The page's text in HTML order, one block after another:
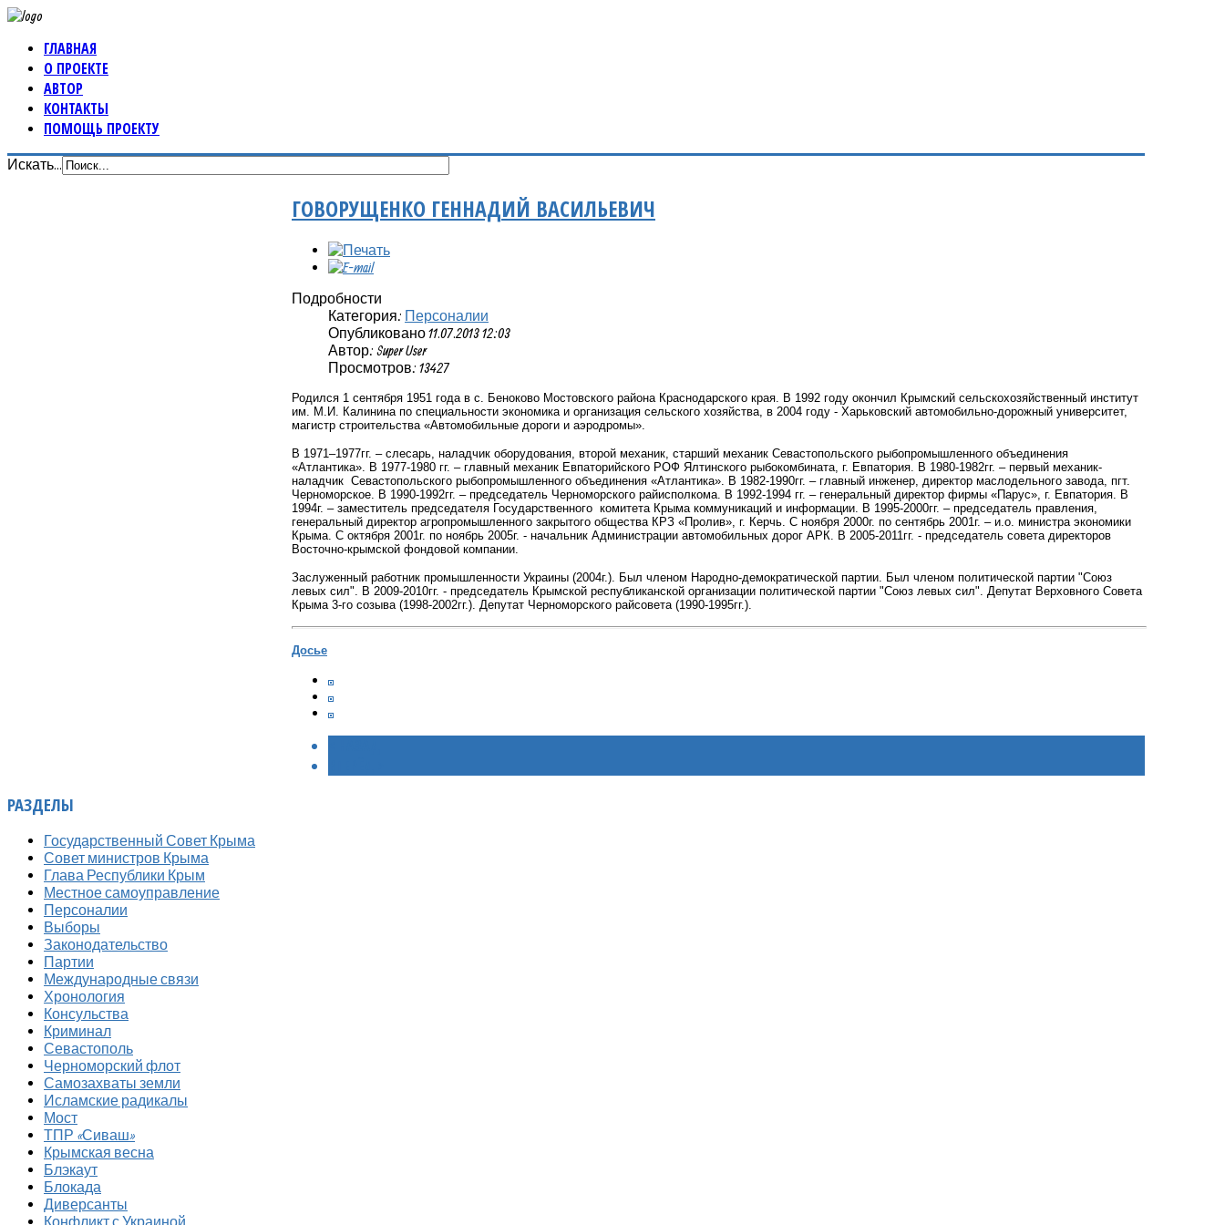
ГЛАВНАЯ
О ПРОЕКТЕ
АВТОР
КОНТАКТЫ
ПОМОЩЬ ПРОЕКТУ
Искать...
ГОВОРУЩЕНКО ГЕННАДИЙ ВАСИЛЬЕВИЧ
Подробности
Категория: Персоналии
Опубликовано 11.07.2013 12:03
Автор: Super User
Просмотров: 13427
Родился 1 сентября 1951 года в с. Беноково Мостовского района Краснодарского края. В 1992 году окончил Крымский сельскохозяйственный институт
им. М.И. Калинина по специальности экономика и организация сельского хозяйства, в 2004 году - Харьковский автомобильно-дорожный университет,
магистр строительства «Автомобильные дороги и аэродромы».
В 1971–1977гг. – слесарь, наладчик оборудования, второй механик, старший механик Севастопольского рыбопромышленного объединения
«Атлантика». В 1977-1980 гг. – главный механик Евпаторийского РОФ Ялтинского рыбокомбината, г. Евпатория. В 1980-1982гг. – первый механик-
наладчик Севастопольского рыбопромышленного объединения «Атлантика». В 1982-1990гг. – главный инженер, директор маслодельного завода, пгт.
Черноморское. В 1990-1992гг. – председатель Черноморского райисполкома. В 1992-1994 гг. – генеральный директор фирмы «Парус», г. Евпатория. В
1994г. – заместитель председателя Государственного комитета Крыма коммуникаций и информации. В 1995-2000гг. – председатель правления,
генеральный директор агропромышленного закрытого общества КРЗ «Пролив», г. Керчь. С ноября 2000г. по сентябрь 2001г. – и.о. министра экономики
Крыма. С октября 2001г. по ноябрь 2005г. - начальник Администрации автомобильных дорог АРК. В 2005-2011гг. - председатель совета директоров
Восточно-крымской фондовой компании.
Заслуженный работник промышленности Украины (2004г.). Был членом Народно-демократической партии. Был членом политической партии "Союз
левых сил". В 2009-2010гг. - председатель Крымской республиканской организации политической партии "Союз левых сил". Депутат Верховного Совета
Крыма 3-го созыва (1998-2002гг.). Депутат Черноморского райсовета (1990-1995гг.).
Досье
РАЗДЕЛЫ
Государственный Совет Крыма
Совет министров Крыма
Глава Республики Крым
Местное самоуправление
Персоналии
Выборы
Законодательство
Партии
Международные связи
Хронология
Консульства
Криминал
Севастополь
Черноморский флот
Самозахваты земли
Исламские радикалы
Мост
ТПР «Сиваш»
Крымская весна
Блэкаут
Блокада
Диверсанты
Конфликт с Украиной